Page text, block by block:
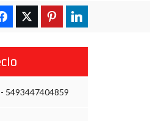
5493447404859